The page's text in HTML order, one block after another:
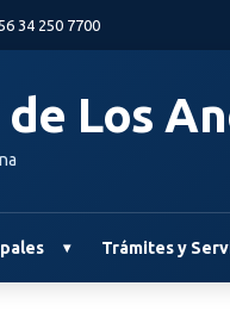
34 250 7700
Los
Trámites y